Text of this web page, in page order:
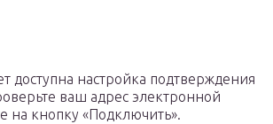
доступна настройка подтверждения
ваш адрес электронной
на кнопку «Подключить».